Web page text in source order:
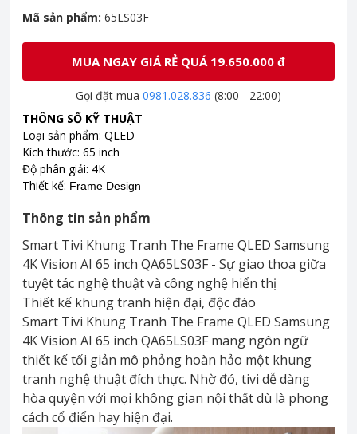
Mã sản phẩm: 65LS03F
MUA NGAY GIÁ RẺ QUÁ 19.650.000 đ
Gọi đặt mua 0981.028.836 (8:00 - 22:00)
THÔNG SỐ KỸ THUẬT
Loại sản phẩm: QLED
Kích thước: 65 inch
Độ phân giải: 4K
Thiết kế: Frame Design
Thông tin sản phẩm
Smart Tivi Khung Tranh The Frame QLED Samsung
4K Vision AI 65 inch QA65LS03F - Sự giao thoa giữa
tuyệt tác nghệ thuật và công nghệ hiển thị
Thiết kế khung tranh hiện đại, độc đáo
Smart Tivi Khung Tranh The Frame QLED Samsung
4K Vision AI 65 inch QA65LS03F mang ngôn ngữ
thiết kế tối giản mô phỏng hoàn hảo một khung
tranh nghệ thuật đích thực. Nhờ đó, tivi dễ dàng
hòa quyện với mọi không gian nội thất dù là phong
cách cổ điển hay hiện đại.